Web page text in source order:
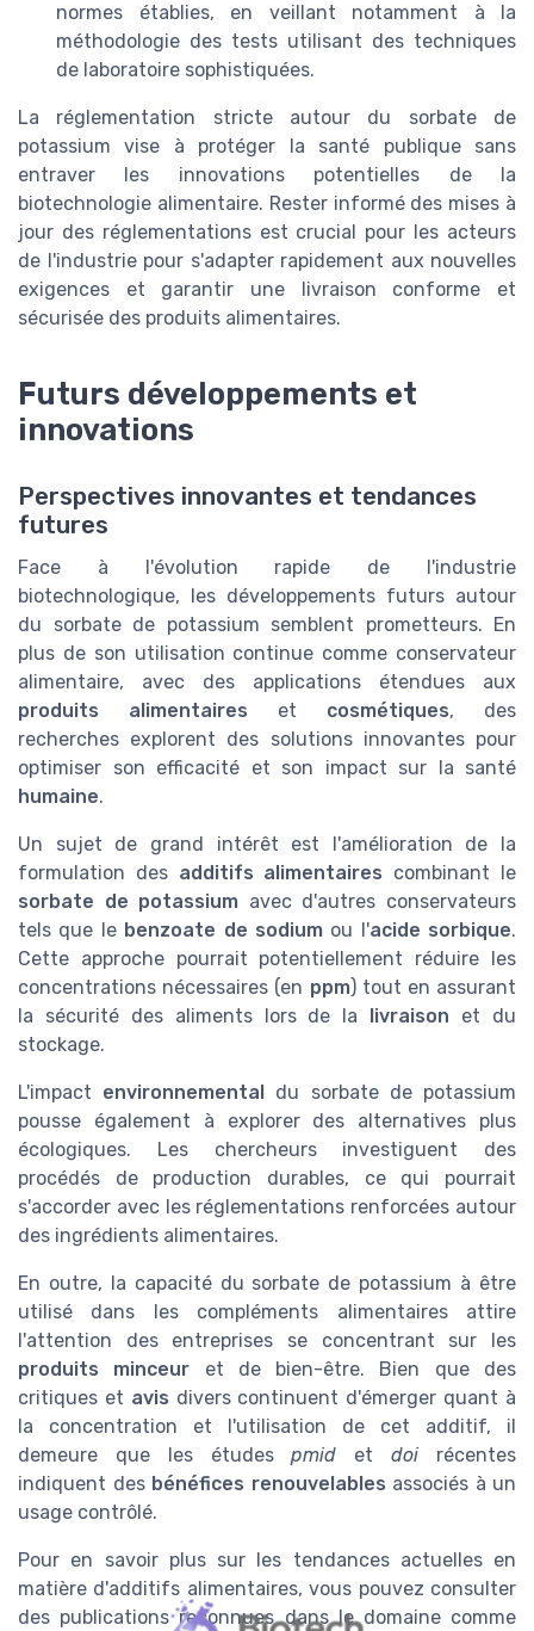
normes établies, en veillant notamment à la
méthodologie des tests utilisant des techniques
de laboratoire sophistiquées.
La réglementation stricte autour du sorbate de
potassium vise à protéger la santé publique sans
entraver les innovations potentielles de la
biotechnologie alimentaire. Rester informé des mises à
jour des réglementations est crucial pour les acteurs
de l'industrie pour s'adapter rapidement aux nouvelles
exigences et garantir une livraison conforme et
sécurisée des produits alimentaires.
Futurs développements et
innovations
Perspectives innovantes et tendances
futures
Face à l'évolution rapide de l'industrie
biotechnologique, les développements futurs autour
du sorbate de potassium semblent prometteurs. En
plus de son utilisation continue comme conservateur
alimentaire, avec des applications étendues aux
produits alimentaires et cosmétiques, des
recherches explorent des solutions innovantes pour
optimiser son efficacité et son impact sur la santé
humaine.
Un sujet de grand intérêt est l'amélioration de la
formulation des additifs alimentaires combinant le
sorbate de potassium avec d'autres conservateurs
tels que le benzoate de sodiumou l'acide sorbique.
Cette approche pourrait potentiellement réduire les
concentrations nécessaires (en ppm) tout en assurant
la sécurité des aliments lors de la livraison et du
stockage.
L'impact environnemental du sorbate de potassium
pousse également à explorer des alternatives plus
écologiques. Les chercheurs investiguent des
procédés de production durables, ce qui pourrait
s'accorder avec les réglementations renforcées autour
des ingrédients alimentaires.
En outre, la capacité du sorbate de potassium à être
utilisé dans les compléments alimentaires attire
l'attention des entreprises se concentrant sur les
produits minceur et de bien-être. Bien que des
critiques et avis divers continuent d'émerger quant à
la concentration et l'utilisation de cet additif, il
demeure que les étudespmid etdoi récentes
indiquent des bénéfices renouvelables associés à un
usage contrôlé.
Pour en savoir plus sur les tendances actuelles en
matière d'additifs alimentaires, vous pouvez consulter
des publications reconnues dans le domaine comme